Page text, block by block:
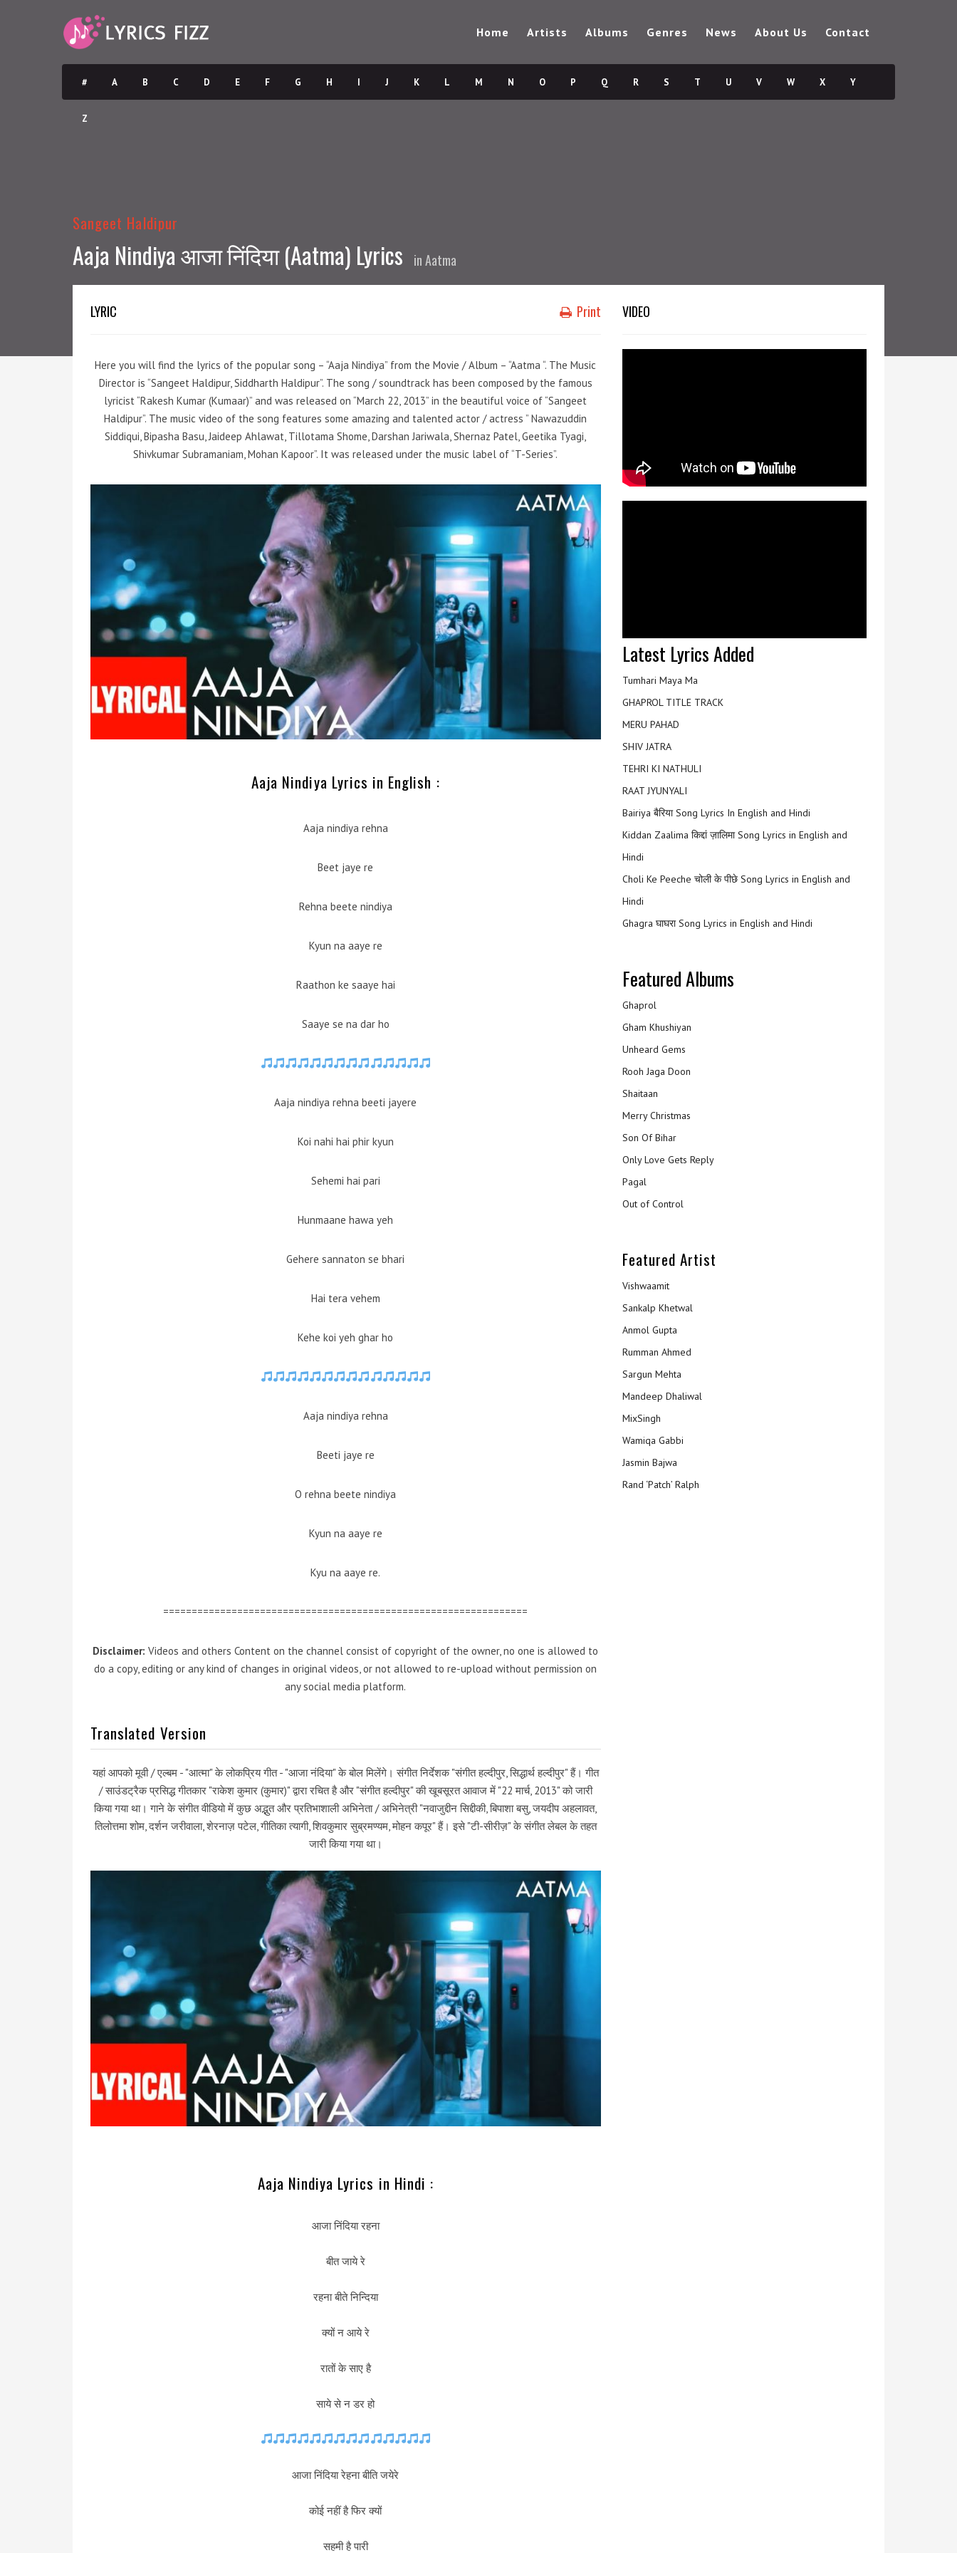
Home Artists Albums Genres News About Us Contact
# A B C D E F G H I J K L M N O P Q R S T U V W X Y
Z
Sangeet Haldipur
Aaja Nindiya आजा निंदिया (Aatma) Lyrics inAatma
LYRIC Print
Here you will find the lyrics of the popular song – “Aaja Nindiya” from the Movie / Album – “Aatma “. The Music
Director is “Sangeet Haldipur, Siddharth Haldipur”. The song / soundtrack has been composed by the famous
lyricist “Rakesh Kumar (Kumaar)” and was released on “March 22, 2013” in the beautiful voice of “Sangeet
Haldipur”. The music video of the song features some amazing and talented actor / actress ” Nawazuddin
Siddiqui, Bipasha Basu, Jaideep Ahlawat, Tillotama Shome, Darshan Jariwala, Shernaz Patel, Geetika Tyagi,
Shivkumar Subramaniam, Mohan Kapoor”. It was released under the music label of “T-Series”.
Aaja Nindiya Lyrics in English :
Aaja nindiya rehna
Beet jaye re
Rehna beete nindiya
Kyun na aaye re
Raathon ke saaye hai
Saaye se na dar ho
Aaja nindiya rehna beeti jayere
Koi nahi hai phir kyun
Sehemi hai pari
Hunmaane hawa yeh
Gehere sannaton se bhari
Hai tera vehem
Kehe koi yeh ghar ho
Aaja nindiya rehna
Beeti jaye re
O rehna beete nindiya
Kyun na aaye re
Kyu na aaye re.
================================================================
Disclaimer: Videos and others Content on the channel consist of copyright of the owner, no one is allowed to
do a copy, editing or any kind of changes in original videos, or not allowed to re-upload without permission on
any social media platform.
Translated Version
यहां आपको मूवी / एल्बम - "आत्मा" के लोकप्रिय गीत - "आजा नंदिया" के बोल मिलेंगे। संगीत निर्देशक "संगीत हल्दीपुर, सिद्धार्थ हल्दीपुर" हैं। गीत
/ साउंडट्रैक प्रसिद्ध गीतकार "राकेश कुमार (कुमार)" द्वारा रचित है और "संगीत हल्दीपुर" की खूबसूरत आवाज में "22 मार्च, 2013" को जारी
किया गया था। गाने के संगीत वीडियो में कुछ अद्भुत और प्रतिभाशाली अभिनेता / अभिनेत्री "नवाजुद्दीन सिद्दीकी, बिपाशा बसु, जयदीप अहलावत,
तिलोत्तमा शोम, दर्शन जरीवाला, शेरनाज़ पटेल, गीतिका त्यागी, शिवकुमार सुब्रमण्यम, मोहन कपूर" हैं। इसे "टी-सीरीज़" के संगीत लेबल के तहत
जारी किया गया था।
Aaja Nindiya Lyrics in Hindi :
आजा निंदिया रहना
बीत जाये रे
रहना बीते निन्दिया
क्यों न आये रे
रातों के साए है
साये से न डर हो
आजा निंदिया रेहना बीति जयेरे
कोई नहीं है फिर क्यों
सहमी है पारी
VIDEO
Latest Lyrics Added
Tumhari Maya Ma
GHAPROL TITLE TRACK
MERU PAHAD
SHIV JATRA
TEHRI KI NATHULI
RAAT JYUNYALI
Bairiya बैरिया Song Lyrics In English and Hindi
Kiddan Zaalima किद्दां ज़ालिमा Song Lyrics in English and
Hindi
Choli Ke Peeche चोली के पीछे Song Lyrics in English and
Hindi
Ghagra घाघरा Song Lyrics in English and Hindi
Featured Albums
Ghaprol
Gham Khushiyan
Unheard Gems
Rooh Jaga Doon
Shaitaan
Merry Christmas
Son Of Bihar
Only Love Gets Reply
Pagal
Out of Control
Featured Artist
Vishwaamit
Sankalp Khetwal
Anmol Gupta
Rumman Ahmed
Sargun Mehta
Mandeep Dhaliwal
MixSingh
Wamiqa Gabbi
Jasmin Bajwa
Rand ‘Patch’ Ralph